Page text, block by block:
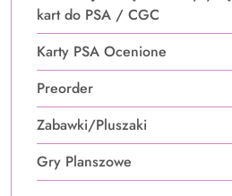
kart do PSA / CGC
Karty PSA Ocenione
Preorder
Zabawki/Pluszaki
Gry Planszowe